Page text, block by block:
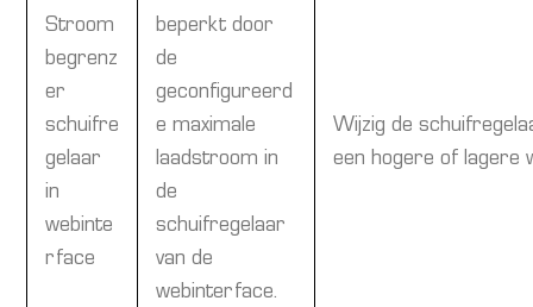
Stroom
begrenz
er
schuifre
gelaar
in
webinte
rface
beperkt door
de
geconfigureerd
e maximale
laadstroom in
de
schuifregelaar
van de
webinterface.
Wijzig de
een hogere of lagere